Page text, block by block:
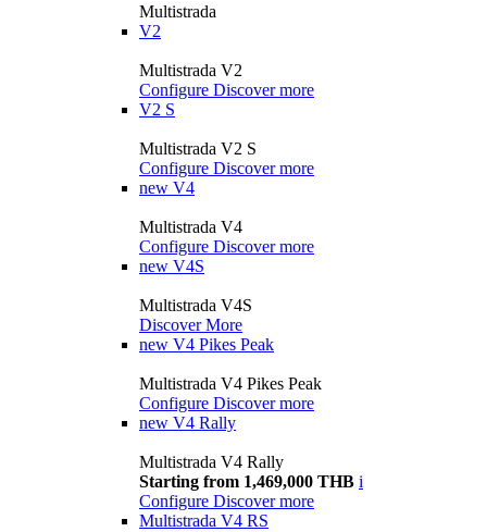
Multistrada
V2
Multistrada V2
Configure Discover more
V2 S
Multistrada V2 S
Configure Discover more
new V4
Multistrada V4
Configure Discover more
new V4S
Multistrada V4S
Discover More
new V4 Pikes Peak
Multistrada V4 Pikes Peak
Configure Discover more
new V4 Rally
Multistrada V4 Rally
Starting from 1,469,000 THB i
Configure Discover more
Multistrada V4 RS